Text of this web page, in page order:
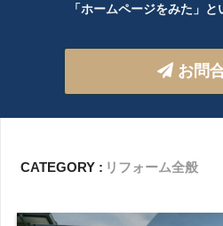
「ホームページをみた」
お問
CATEGORY : リフォーム全般